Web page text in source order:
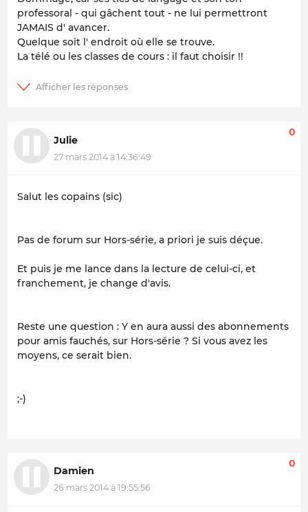
professoral - qui gâchent tout - ne lui permettront
JAMAIS d' avancer.
Quelque soit l' endroit où elle se trouve.
La télé ou les classes de cours : il faut choisir !!
Julie
27 mars 2014 à 14:36:49
0
Salut les copains (sic)
Pas de forum sur Hors-série, a priori je suis déçue.
Et puis je me lance dans la lecture de celui-ci, et
franchement, je change d'avis.
Reste une question : Y en aura aussi des abonnements
pour amis fauchés, sur Hors-série ? Si vous avez les
moyens, ce serait bien.
;-)
Damien
26 mars 2014 à 19:55:56
0